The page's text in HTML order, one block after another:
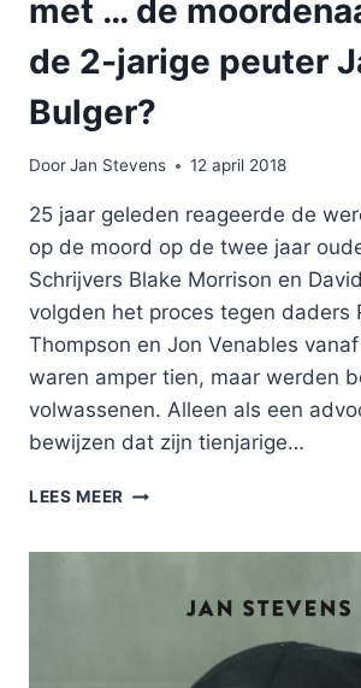
met … de
de 2-jarige peuter
Bulger?
DoorJan Stevens 12 april 2018
25 jaar geleden reageerde de
op de moord op de twee jaar
Schrijvers Blake Morrison en
volgden het proces tegen daders
Thompson en Jon Venables
waren amper tien, maar werden
volwassenen. Alleen als een
bewijzen dat zijn tienjarige…
LEES MEER HOE